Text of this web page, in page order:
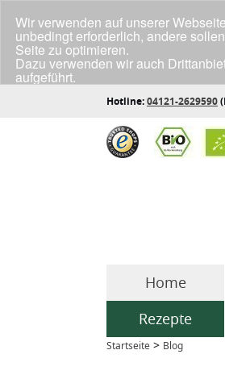
Hotline:04121-2629590
Home
Rezepte
Startseite > Blog
Wir verwenden auf unserer
unbedingt erforderlich, andere
Seite zu optimieren.
Dazu verwenden wir auch
aufgeführt.
Klicke unten auf "Annehmen",